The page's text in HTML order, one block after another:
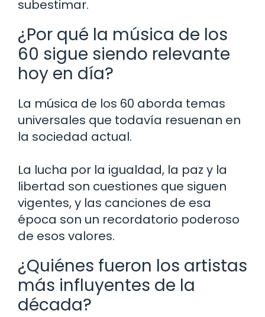
subestimar.
¿Por qué la música de los
60 sigue siendo relevante
hoy en día?
La música de los 60 aborda temas
universales que todavía resuenan en
la sociedad actual.
La lucha por la igualdad, la paz y la
libertad son cuestiones que siguen
vigentes, y las canciones de esa
época son un recordatorio poderoso
de esos valores.
¿Quiénes fueron los artistas
más influyentes de la
década?